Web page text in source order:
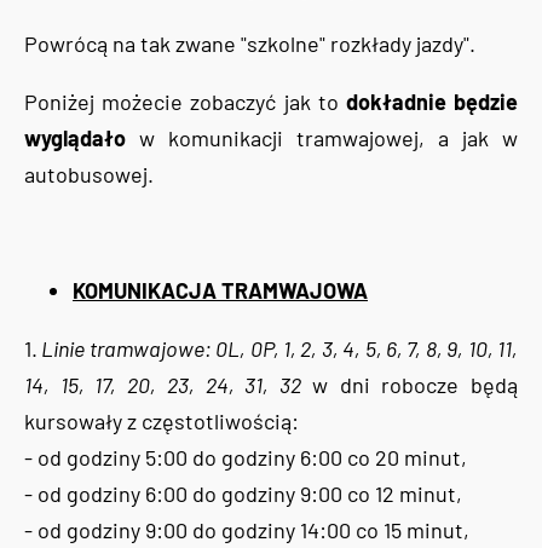
Powrócą na tak zwane "szkolne" rozkłady jazdy".
Poniżej możecie zobaczyć jak to dokładnie będzie
wyglądało w komunikacji tramwajowej, a jak w
autobusowej.
KOMUNIKACJA TRAMWAJOWA
1. Linie tramwajowe: 0L, 0P, 1, 2, 3, 4, 5, 6, 7, 8, 9, 10, 11,
14, 15, 17, 20, 23, 24, 31, 32 w dni robocze będą
kursowały z częstotliwością:
- od godziny 5:00 do godziny 6:00 co 20 minut,
- od godziny 6:00 do godziny 9:00 co 12 minut,
- od godziny 9:00 do godziny 14:00 co 15 minut,